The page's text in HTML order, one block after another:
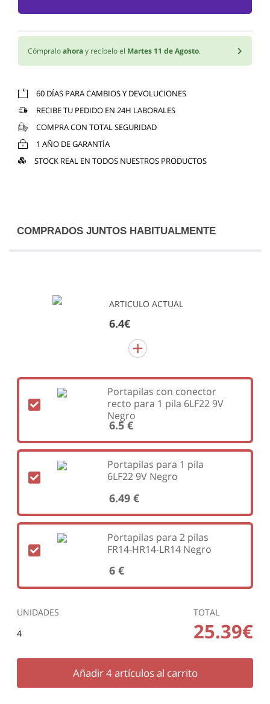
Cómpraloahoray recíbelo el Martes 11 de Agosto.
60 DÍAS PARA CAMBIOS Y DEVOLUCIONES
RECIBE TU PEDIDO EN 24H LABORALES
COMPRA CON TOTAL SEGURIDAD
1 AÑO DE GARANTÍA
STOCK REAL EN TODOS NUESTROS PRODUCTOS
COMPRADOS JUNTOS HABITUALMENTE
ARTICULO ACTUAL
6.4€
Portapilas con conector
recto para 1 pila 6LF22 9V
Negro
6.5 €
Portapilas para 1 pila
6LF22 9V Negro
6.49 €
Portapilas para 2 pilas
FR14-HR14-LR14 Negro
6 €
UNIDADES
4
TOTAL
25.39€
Añadir4artículos al carrito